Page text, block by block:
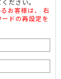
ださい。
お客様は、 右
ドの再設定を